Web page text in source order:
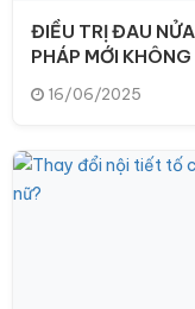
ĐIỀU TRỊ ĐAU
PHÁP MỚI
16/06/2025